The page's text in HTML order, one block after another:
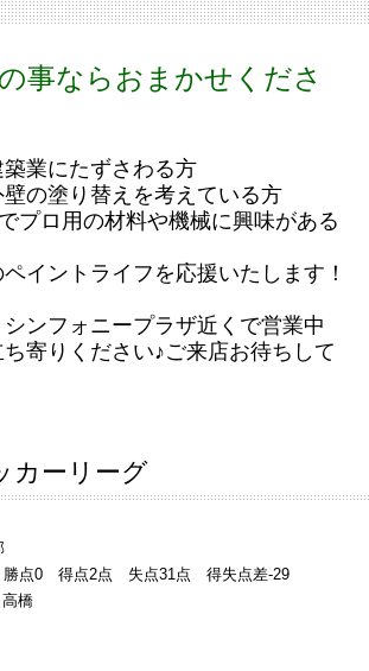
事ならおまかせくださ
業にたずさわる方
塗り替えを考えている方
ロ用の材料や機械に興味がある
ントライフを応援いたします！
ンフォニープラザ近くで営業中
寄りください♪ご来店お待ちして
カーリーグ
点0 得点2点 失点31点 得失点差-29
橋